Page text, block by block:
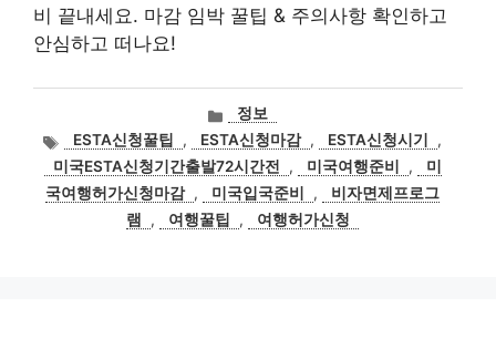
비 끝내세요. 마감 임박 꿀팁 & 주의사항 확인하고
안심하고 떠나요!
카
테
고
리
정보
태
그
ESTA신청꿀팁 , ESTA신청마감 , ESTA신청시기
,
미국ESTA신청기간출발72시간전
, 미국여행준비 ,
미
국여행허가신청마감 , 미국입국준비 ,
비자면제프로그
램
, 여행꿀팁 , 여행허가신청